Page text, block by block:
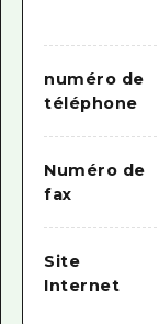
numéro de
téléphone
Numéro de
fax
Site
Internet